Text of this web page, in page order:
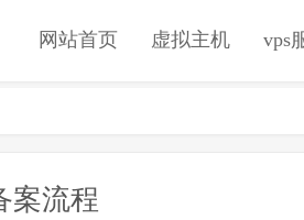
网站首页 虚拟主机 vps
案流程